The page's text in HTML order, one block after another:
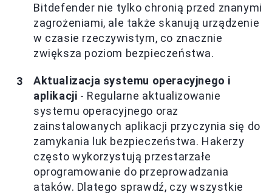
Bitdefender nie tylko chronią przed znanymi
zagrożeniami, ale także skanują urządzenie
w czasie rzeczywistym, co znacznie
zwiększa poziom bezpieczeństwa.
Aktualizacja systemu operacyjnego i
aplikacji - Regularne aktualizowanie
systemu operacyjnego oraz
zainstalowanych aplikacji przyczynia się do
zamykania luk bezpieczeństwa. Hakerzy
często wykorzystują przestarzałe
oprogramowanie do przeprowadzania
ataków. Dlatego sprawdź, czy wszystkie